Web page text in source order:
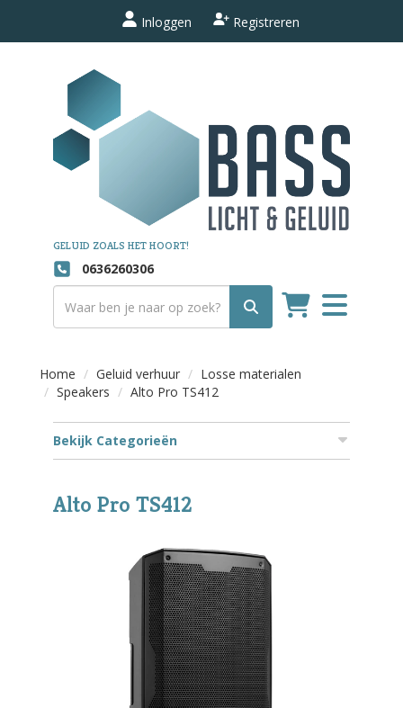
Inloggen Registreren
GELUID ZOALS HET HOORT!
0636260306
Toggle
navigation
Home Geluid verhuur
Losse materialen
Speakers
Alto Pro TS412
Bekijk Categorieën
Alto Pro TS412